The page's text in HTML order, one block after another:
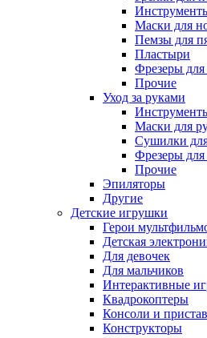
Маски для
Пемзы для
Пластыри
Фрезеры
Прочие
Уход за руками
Маски для
Сушилки
Фрезеры
Прочие
Эпиляторы
Другие
Детские игрушки
Герои
Детская
Для девочек
Для мальчиков
Интерактивные
Квадрокоптеры
Консоли и
Конструкторы